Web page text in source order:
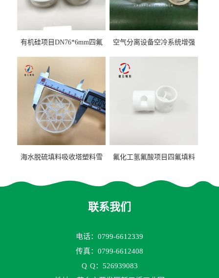
有机硅项目DN76*6mm四氟
空气分离设备空冷系统增强
海水脱硫填料吸收塔塑料雪
氟化工氢氟酸项目四氟填料
蚀
联系我们
电话：0799-6612339
传真：0799-6612408
Q Q：526939083